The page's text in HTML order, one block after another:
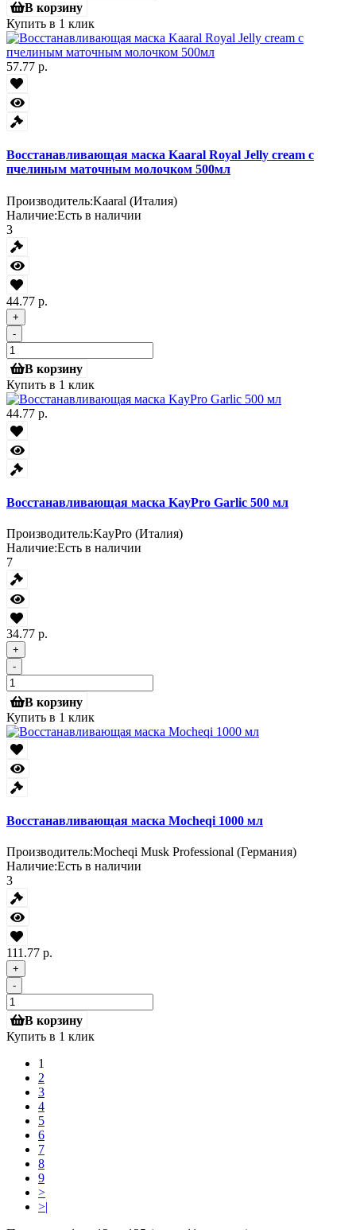
В корзину
Купить в 1 клик
57.77 р.
Восстанавливающая маска Kaaral Royal Jelly cream с
пчелиным маточным молочком 500мл
Производитель:Kaaral (Италия)
Наличие:Есть в наличии
3
44.77 р.
+
-
В корзину
Купить в 1 клик
44.77 р.
Восстанавливающая маска KayPro Garlic 500 мл
Производитель:KayPro (Италия)
Наличие:Есть в наличии
7
34.77 р.
+
-
В корзину
Купить в 1 клик
Восстанавливающая маска Mocheqi 1000 мл
Производитель:Mocheqi Musk Professional (Германия)
Наличие:Есть в наличии
3
111.77 р.
+
-
В корзину
Купить в 1 клик
1
2
3
4
5
6
7
8
9
>
>|